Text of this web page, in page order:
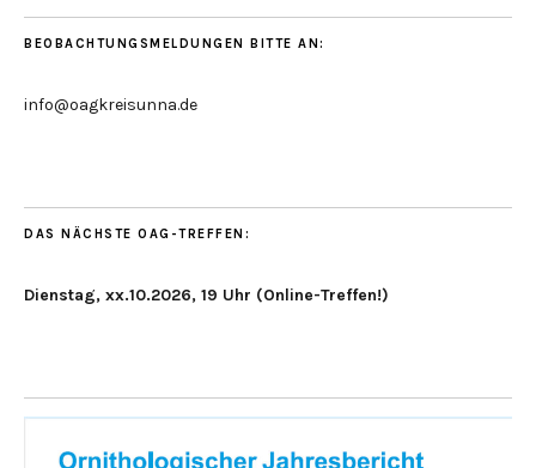
BEOBACHTUNGSMELDUNGEN BITTE AN:
info@oagkreisunna.de
DAS NÄCHSTE OAG-TREFFEN:
Dienstag, xx.10.2026, 19 Uhr (Online-Treffen!)